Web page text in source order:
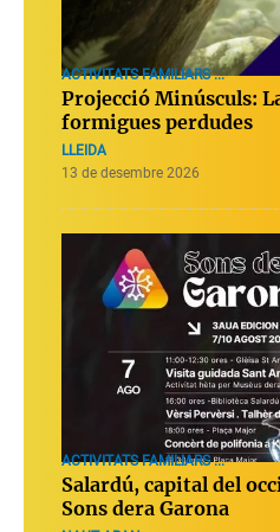
ACTIVITATS FAMILIARS ...
Projecció Minúsculs:
formigues perdudes
LLEIDA
13 de desembre 2026
ACTIVITATS FAMILIARS ...
Salardú, capital del
Sons dera Garona